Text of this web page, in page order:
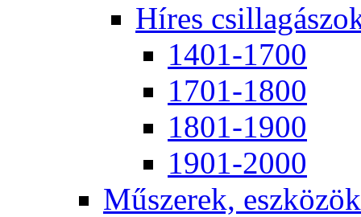
Hí­res
1401-1700
1701-1800
1801-1900
1901-2000
Mű­sze­rek, esz­kö­zök